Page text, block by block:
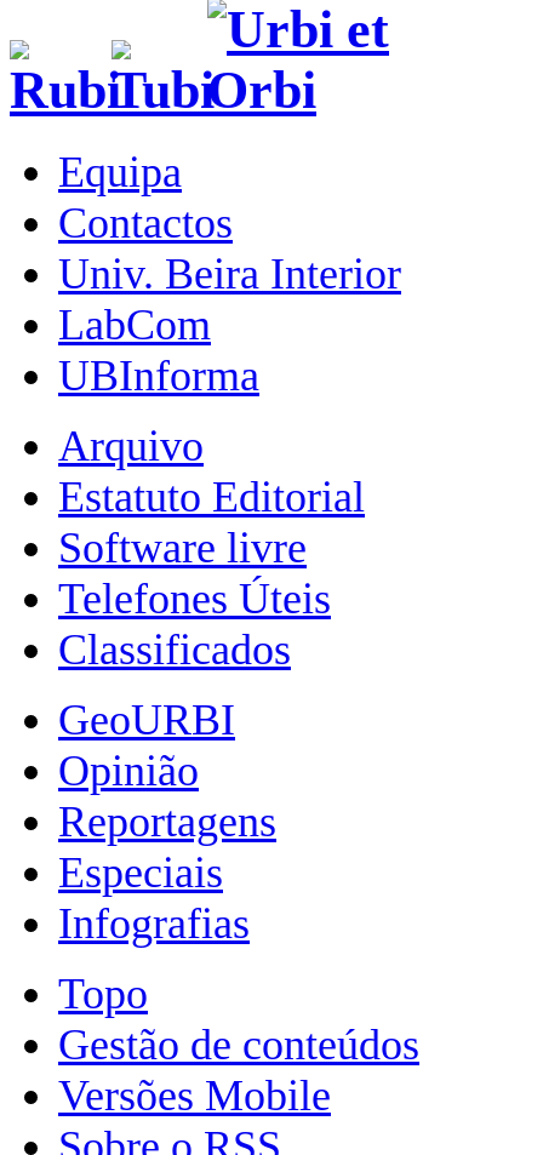
Equipa
Contactos
Univ. Beira Interior
LabCom
UBInforma
Arquivo
Estatuto Editorial
Software livre
Telefones Úteis
Classificados
GeoURBI
Opinião
Reportagens
Especiais
Infografias
Topo
Gestão de conteúdos
Versões Mobile